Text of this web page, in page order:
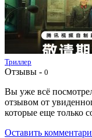
Триллер
Отзывы - 0
Вы уже всё
отзывом от
которые еще только
Оставить